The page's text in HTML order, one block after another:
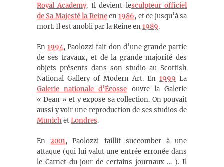
Royal Academy. Il devient lesculpteur officiel
de Sa Majesté la Reineen1986, et ce jusqu’à sa
mort. Il est anobli par la Reine en1989.
En1994, Paolozzi fait don d’une grande partie
de ses travaux, et de la grande majorité des
objets présents dans son studio au Scottish
National Gallery of Modern Art. En 1999 La
Galerie nationale d’Écosse ouvre la Galerie
« Dean » et y expose sa collection. On pouvait
aussi y voir une reproduction de ses studios de
MunichetLondres.
En2001, Paolozzi faillit succomber à une
attaque (qui lui valut une entrée erronée dans
le Carnet du jour de certains journaux … ). Il